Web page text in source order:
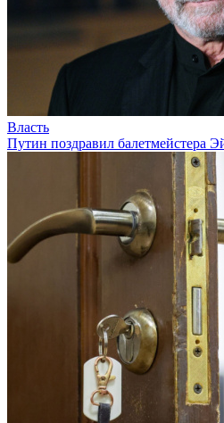
Власть
Путин поздравил балетмейстера